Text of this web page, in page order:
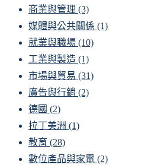
商業與管理 (3)
媒體與公共關係 (1)
就業與職場 (10)
工業與製造 (1)
市場與貿易 (31)
廣告與行銷 (2)
德國 (2)
拉丁美洲 (1)
教育 (28)
數位產品與家電 (2)